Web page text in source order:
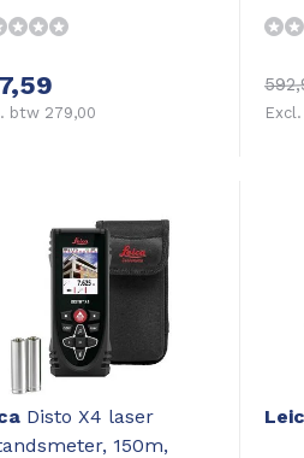
btw 279,00
Disto X4 laser
150m,